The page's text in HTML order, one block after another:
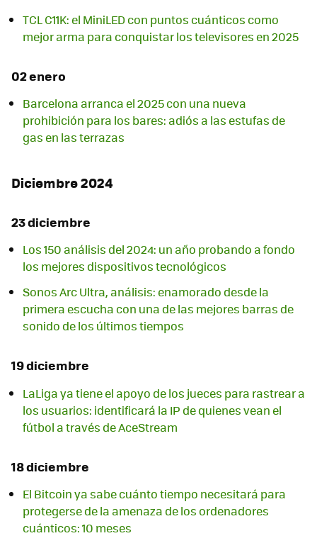
TCL C11K: el MiniLED con puntos cuánticos como
mejor arma para conquistar los televisores en 2025
02 enero
Barcelona arranca el 2025 con una nueva
prohibición para los bares: adiós a las estufas de
gas en las terrazas
Diciembre 2024
23 diciembre
Los 150 análisis del 2024: un año probando a fondo
los mejores dispositivos tecnológicos
Sonos Arc Ultra, análisis: enamorado desde la
primera escucha con una de las mejores barras de
sonido de los últimos tiempos
19 diciembre
LaLiga ya tiene el apoyo de los jueces para rastrear a
los usuarios: identificará la IP de quienes vean el
fútbol a través de AceStream
18 diciembre
El Bitcoin ya sabe cuánto tiempo necesitará para
protegerse de la amenaza de los ordenadores
cuánticos: 10 meses